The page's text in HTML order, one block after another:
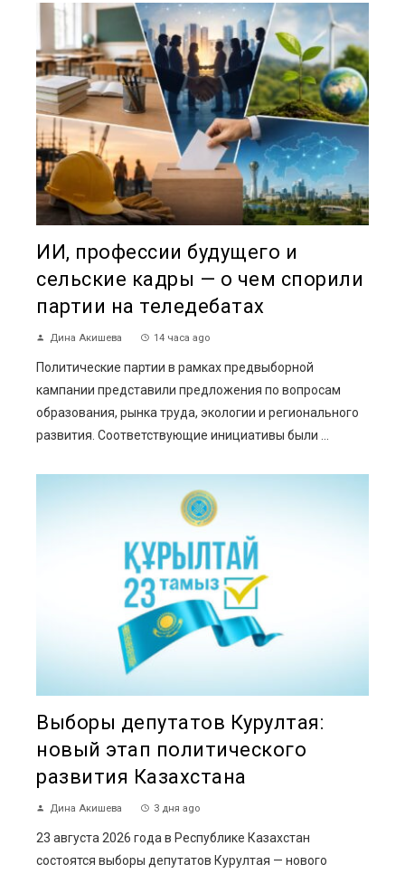
ИИ, профессии будущего и
сельские кадры — о чем спорили
партии на теледебатах
Дина Акишева 14 часа ago
Политические партии в рамках предвыборной
кампании представили предложения по вопросам
образования, рынка труда, экологии и регионального
развития. Соответствующие инициативы были ...
Выборы депутатов Курултая:
новый этап политического
развития Казахстана
Дина Акишева 3 дня ago
23 августа 2026 года в Республике Казахстан
состоятся выборы депутатов Курултая — нового